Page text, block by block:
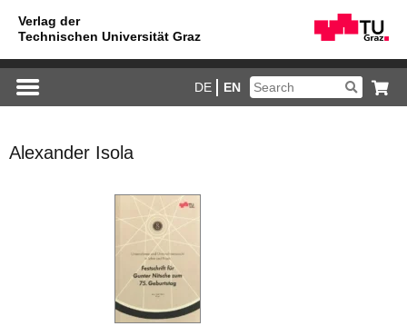
DE EN
Alexander Isola